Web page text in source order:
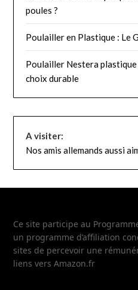
poules ?
Poulailler en Plastique : Le
Poulailler Nestera
choix durable
A visiter:
Nos amis allemands aussi
Ce site participe au
un programme d’affiliation
sites de percevoir une
liens vers Amazon.fr